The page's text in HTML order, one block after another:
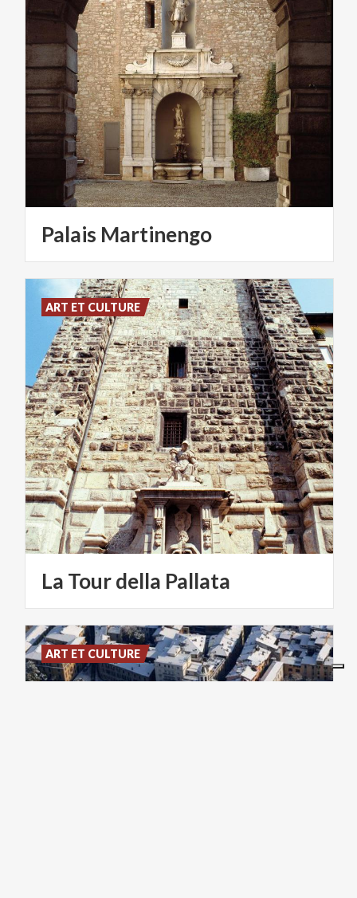
Palais Martinengo
La Tourdella Pallata
ART ET CULTURE
ART ET CULTURE